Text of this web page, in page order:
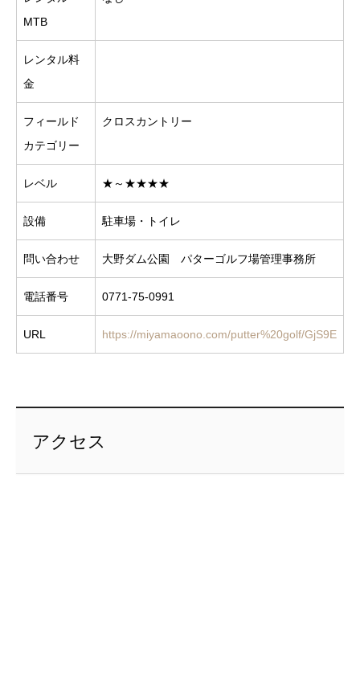
MTB
レンタル料
金
フィールド
カテゴリー
クロスカントリー
レベル ★～★★★★
設備 駐車場・トイレ
問い合わせ 大野ダム公園 パターゴルフ場管理事務所
電話番号 0771-75-0991
URL https://miyamaoono.com/putter%20golf/GjS9E
アクセス